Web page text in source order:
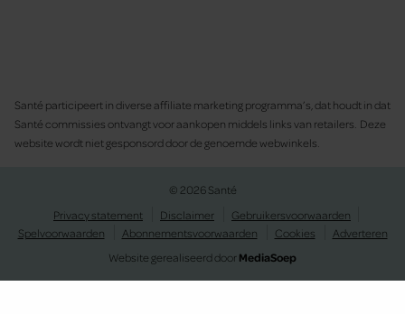
Santé participeert in diverse affiliate marketing programma’s, dat houdt in dat
Santé commissies ontvangt voor aankopen middels links van retailers. Deze
website wordt niet gesponsord door de genoemde webwinkels.
© 2026 Santé
Privacy statement
Disclaimer
Gebruikersvoorwaarden
Spelvoorwaarden
Abonnementsvoorwaarden Cookies
Adverteren
Website gerealiseerd doorMediaSoep